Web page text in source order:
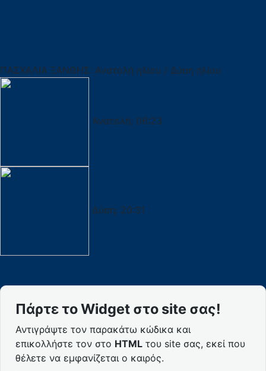
ΠΑΣΧΑΛΙΑ ΞΑΝΘΗΣ: Ανατολή ηλίου / Δύση ηλίου
Ανατολή: 06:23
Δύση: 20:31
Πάρτε το Widget στο site σας!
Αντιγράψτε τον παρακάτω κώδικα και
επικολλήστε τον στο HTML του site σας, εκεί που
θέλετε να εμφανίζεται ο καιρός.